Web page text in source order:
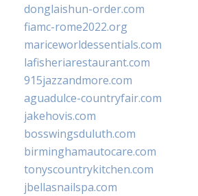
donglaishun-order.com
fiamc-rome2022.org
mariceworldessentials.com
lafisheriarestaurant.com
915jazzandmore.com
aguadulce-countryfair.com
jakehovis.com
bosswingsduluth.com
birminghamautocare.com
tonyscountrykitchen.com
jbellasnailspa.com